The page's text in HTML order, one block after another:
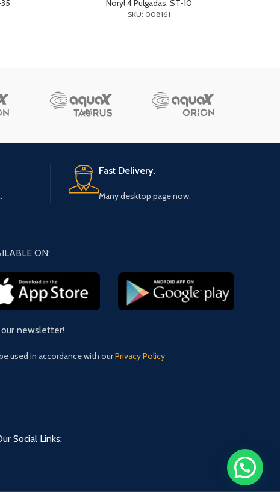
Noryl 4 Pulgadas, ST-10
SKU: 008161
Fast Delivery.
Many desktop page now.
ON:
our newsletter!
used in accordance with ourPrivacy Policy
Social Links: